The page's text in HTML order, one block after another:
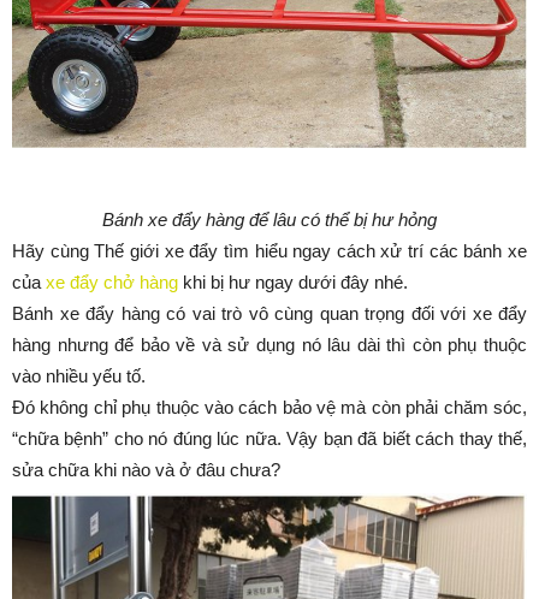
Bánh xe đẩy hàng để lâu có thể bị hư hỏng
Hãy cùng Thế giới xe đẩy tìm hiểu ngay cách xử trí các bánh xe
của xe đẩy chở hàng khi bị hư ngay dưới đây nhé.
Bánh xe đẩy hàng có vai trò vô cùng quan trọng đối với xe đẩy
hàng nhưng để bảo về và sử dụng nó lâu dài thì còn phụ thuộc
vào nhiều yếu tố.
Đó không chỉ phụ thuộc vào cách bảo vệ mà còn phải chăm sóc,
“chữa bệnh” cho nó đúng lúc nữa. Vậy bạn đã biết cách thay thế,
sửa chữa khi nào và ở đâu chưa?